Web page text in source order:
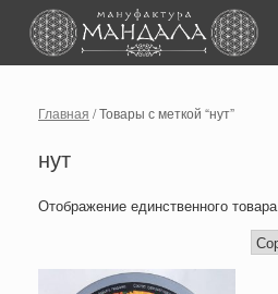
content
Главная / Товары с меткой “нут”
нут
Отображение единственного товара